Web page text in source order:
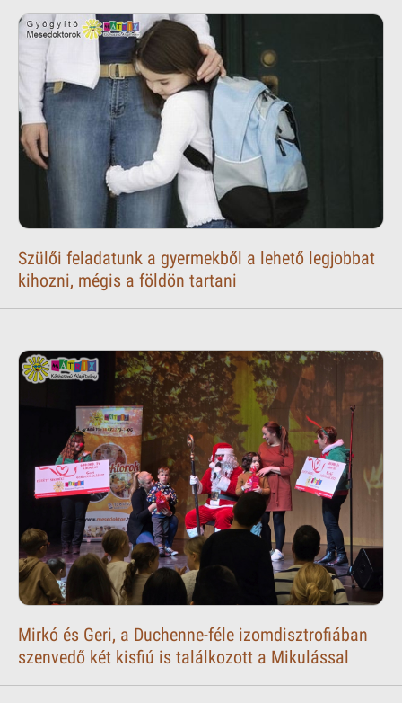
Szülői feladatunk a gyermekből a lehető legjobbat
kihozni, mégis a földön tartani
Mirkó és Geri, a Duchenne-féle izomdisztrofiában
szenvedő két kisfiú is találkozott a Mikulással